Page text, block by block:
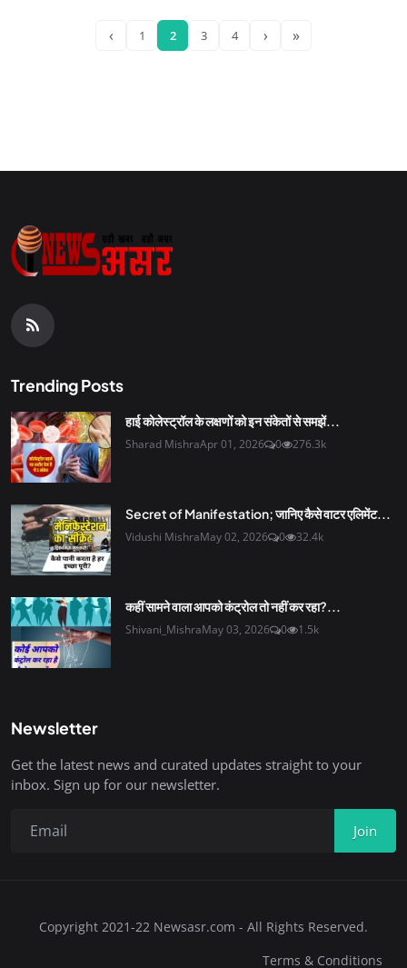
‹ 1 2 3 4 › »
Trending Posts
हाई कोलेस्ट्रॉल के लक्षणों को इन संकेतों से समझें...
Sharad MishraApr 01, 2026 0 276.3k
Secret of Manifestation; जानिए कैसे वाटर एलिमेंट...
Vidushi MishraMay 02, 2026 0 32.4k
कहीं सामने वाला आपको कंट्रोल तो नहीं कर रहा?...
Shivani_MishraMay 03, 2026 0 1.5k
Newsletter
Get the latest news and curated updates straight to your
inbox. Sign up for our newsletter.
Join
Copyright 2021-22 Newsasr.com - All Rights Reserved.
Terms & Conditions